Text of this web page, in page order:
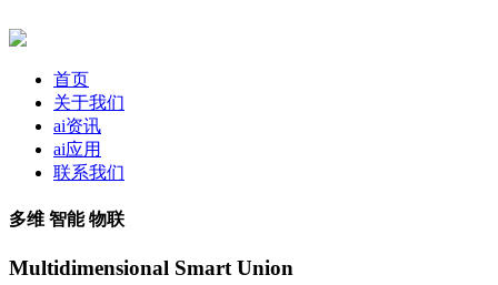
首页
关于我们
ai资讯
ai应用
联系我们
多维 智能 物联
Multidimensional Smart Union